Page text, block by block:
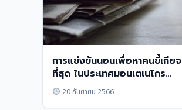
การแข่งขันนอนเพื่อหาคนขี้เกียจ
ที่สุด ในประเทศมอนเตเนโกร
ดำเนินไปกว่า1เดือนแล้ว
20 กันยายน 2566